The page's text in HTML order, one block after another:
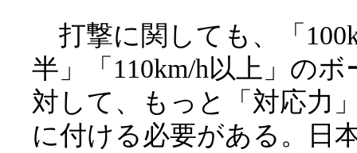
打撃に関しても、「
半」「110km/h以上」のボ
対して、もっと「対応力
に付ける必要がある。日